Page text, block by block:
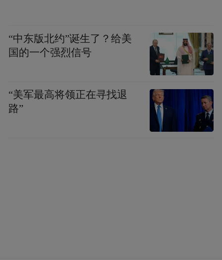
“中东版北约”诞生了？给美
国的一个强烈信号
“美军最高将领正在寻找退
路”